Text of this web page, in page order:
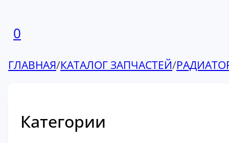
0
ГЛАВНАЯ/КАТАЛОГ ЗАПЧАСТЕЙ/
Категории